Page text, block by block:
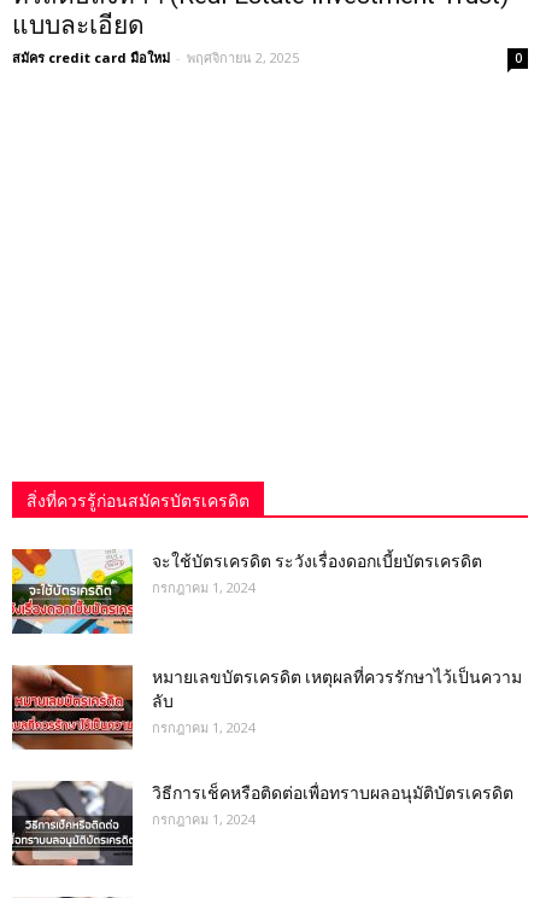
แบบละเอียด
สมัคร credit card มือใหม่ - พฤศจิกายน 2, 2025 0
สิ่งที่ควรรู้ก่อนสมัครบัตรเครดิต
จะใช้บัตรเครดิต ระวังเรื่องดอกเบี้ยบัตรเครดิต
กรกฎาคม 1, 2024
หมายเลขบัตรเครดิต เหตุผลที่ควรรักษาไว้เป็นความ
ลับ
กรกฎาคม 1, 2024
วิธีการเช็คหรือติดต่อเพื่อทราบผลอนุมัติบัตรเครดิต
กรกฎาคม 1, 2024